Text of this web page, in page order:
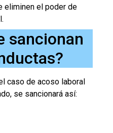
eliminen el poder de
sancionan
caso de acoso laboral
se sancionará así: